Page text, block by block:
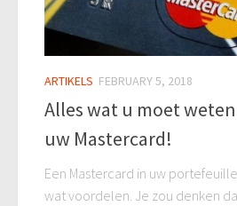
ARTIKELS FEBRUARY 5, 2018
Alles wat u moet
uw Mastercard!
Een Mastercard in uw
wat voordelen. Je zou denken